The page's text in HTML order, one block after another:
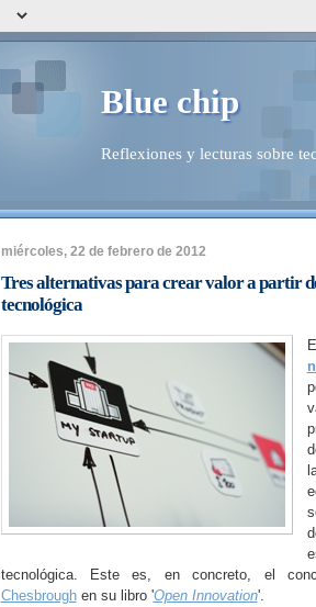
Blue chip
Reflexiones y lecturas sobre
miércoles, 22 de febrero de 2012
Tres alternativas para crear valor a partir
tecnológica
tecnológica. Este es, en concreto, el
Chesbroughen su libro 'Open Innovation'.